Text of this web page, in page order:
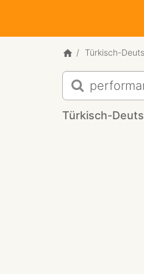
Türkisch-
Türkisch-
Deutsch
für
Türkisch-